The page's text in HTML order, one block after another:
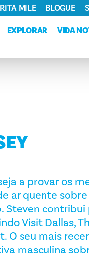
EXPLORAR VIDA
MILE BLOGUE
a provar os
ar quente
Steven
Visit Dallas,
O seu mais
masculina